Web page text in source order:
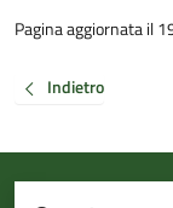
Pagina aggiornata il
Indietro